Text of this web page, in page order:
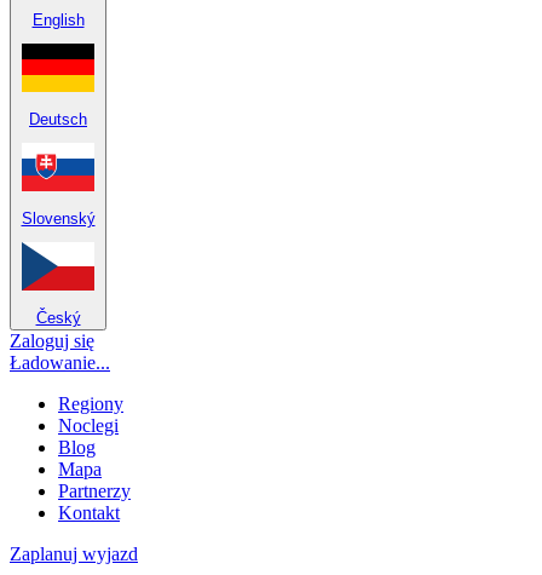
English
Deutsch
Slovenský
Český
Zaloguj się
Ładowanie...
Regiony
Noclegi
Blog
Mapa
Partnerzy
Kontakt
Zaplanuj wyjazd